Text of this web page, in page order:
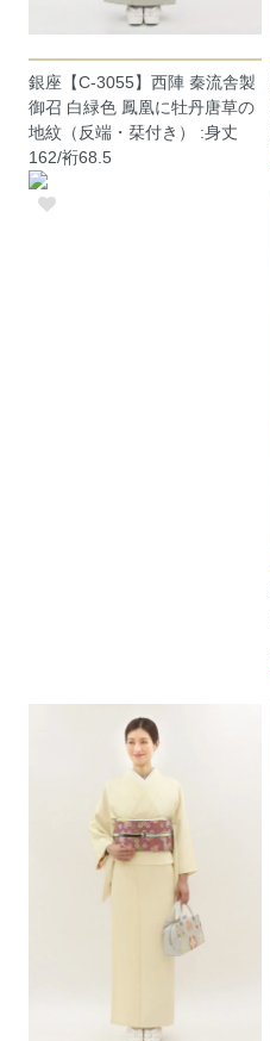
銀座【C-3055】西陣 秦流舎製
御召 白緑色 鳳凰に牡丹唐草の
地紋（反端・栞付き） :身丈
162/裄68.5